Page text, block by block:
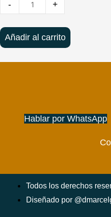
- +
Añadir al carrito
Hablar por WhatsApp
Todos los derechos
Diseñado por